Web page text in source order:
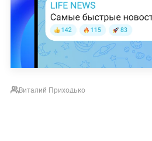
Виталий Приходько